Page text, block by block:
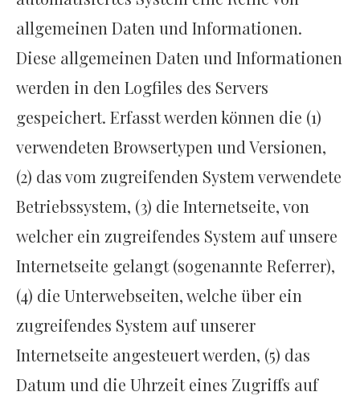
allgemeinen Daten und Informationen.
Diese allgemeinen Daten und Informationen
werden in den Logfiles des Servers
gespeichert. Erfasst werden können die (1)
verwendeten Browsertypen und Versionen,
(2) das vom zugreifenden System verwendete
Betriebssystem, (3) die Internetseite, von
welcher ein zugreifendes System auf unsere
Internetseite gelangt (sogenannte Referrer),
(4) die Unterwebseiten, welche über ein
zugreifendes System auf unserer
Internetseite angesteuert werden, (5) das
Datum und die Uhrzeit eines Zugriffs auf